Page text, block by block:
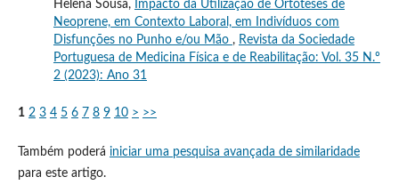
Helena Sousa,
Impacto da Utilização de Ortóteses de
Neoprene, em Contexto Laboral, em Indivíduos com
Disfunções no Punho e/ou Mão , Revista da Sociedade
Portuguesa de Medicina Física e de Reabilitação: Vol. 35 N.º
2 (2023): Ano 31
1 2 3 4 5 6 7 8 9 10 > >>
Também poderá iniciar uma pesquisa avançada de similaridade
para este artigo.